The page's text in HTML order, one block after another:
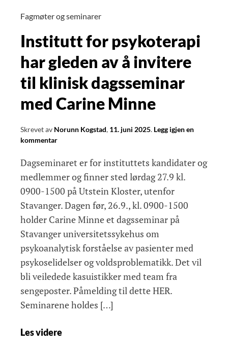
Fagmøter og seminarer
Institutt for psykoterapi
har gleden av å invitere
til klinisk dagsseminar
med Carine Minne
Skrevet av Norunn Kogstad, 11. juni 2025. Legg igjen en
kommentar
Dagseminaret er for instituttets kandidater og
medlemmer og finner sted lørdag 27.9 kl.
0900-1500 på Utstein Kloster, utenfor
Stavanger. Dagen før, 26.9., kl. 0900-1500
holder Carine Minne et dagsseminar på
Stavanger universitetssykehus om
psykoanalytisk forståelse av pasienter med
psykoselidelser og voldsproblematikk. Det vil
bli veiledede kasuistikker med team fra
sengeposter. Påmelding til dette HER.
Seminarene holdes […]
Les videre